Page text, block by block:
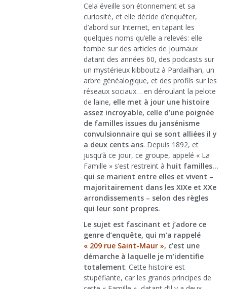
Cela éveille son étonnement et sa
curiosité, et elle décide d’enquêter,
d’abord sur Internet, en tapant les
quelques noms qu’elle a relevés: elle
tombe sur des articles de journaux
datant des années 60, des podcasts sur
un mystérieux kibboutz à Pardailhan, un
arbre généalogique, et des profils sur les
réseaux sociaux… en déroulant la pelote
de laine, elle met à jour une histoire
assez incroyable, celle d’une poignée
de familles issues du jansénisme
convulsionnaire qui se sont alliées il y
a deux cents ans. Depuis 1892, et
jusqu’à ce jour, ce groupe, appelé « La
Famille » s’est restreint à huit familles…
qui se marient entre elles et vivent –
majoritairement dans les XIXe et XXe
arrondissements – selon des règles
qui leur sont propres.
Le sujet est fascinant et j’adore ce
genre d’enquête, qui m’a rappelé
« 209 rue Saint-Maur », c’est une
démarche à laquelle je m’identifie
totalement. Cette histoire est
stupéfiante, car les grands principes de